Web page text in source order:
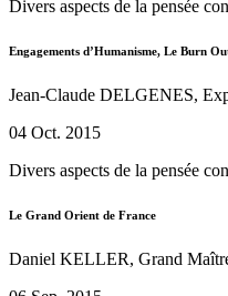
Divers aspects de la pensée
Engagements d’Humanisme, Le Burn
Jean-Claude DELGENES,
04 Oct. 2015
Divers aspects de la pensée
Le Grand Orient de France
Daniel KELLER, Grand